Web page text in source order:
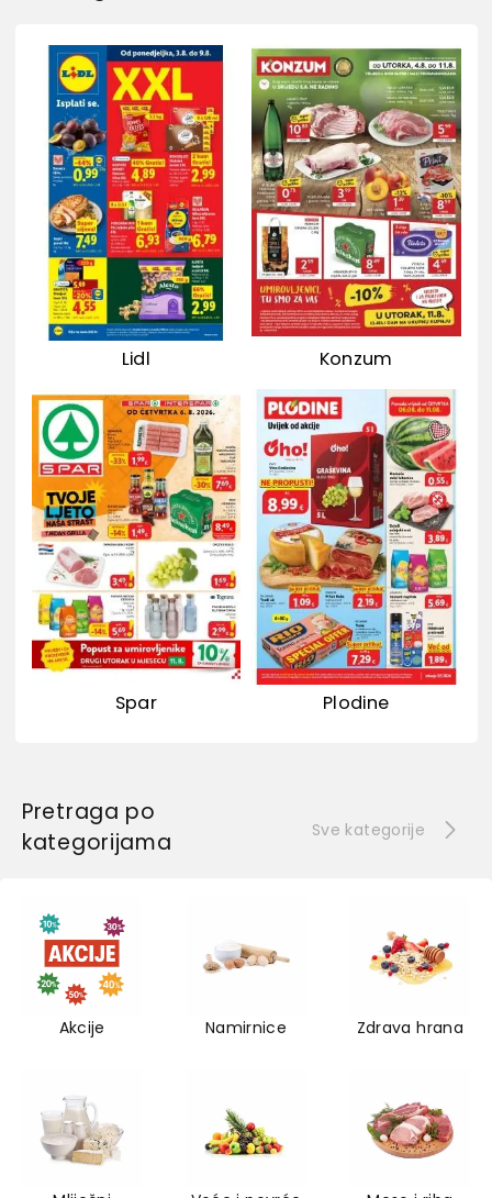
Lidl Konzum
Spar Plodine
Pretraga po
kategorijama
Sve kategorije
Akcije Namirnice Zdrava hrana